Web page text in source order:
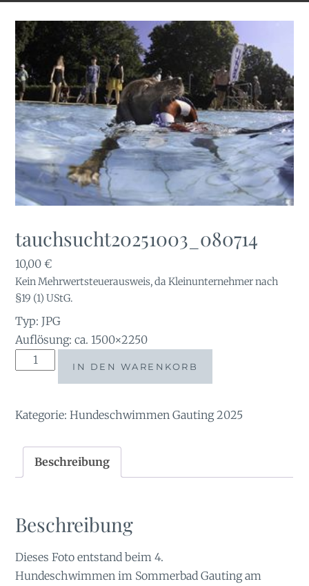
tauchsucht20251003_080714
10,00€
Kein Mehrwertsteuerausweis, da Kleinunternehmer nach
§19 (1) UStG.
Typ: JPG
Auflösung: ca. 1500×2250
tauchsucht20251003_080714
IN DEN WARENKORB
Kategorie:Hundeschwimmen Gauting 2025
Beschreibung
Beschreibung
Dieses Foto entstand beim 4.
Hundeschwimmen im Sommerbad Gauting am